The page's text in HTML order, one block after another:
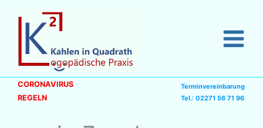
springen
CORONAVIRUS
REGELN
Terminvereinbarung
Tel.: 02271 56 71 96